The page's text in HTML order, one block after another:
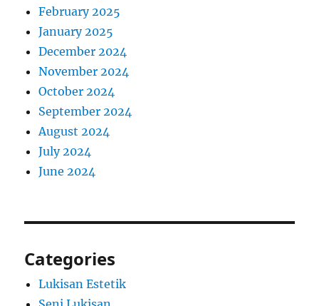
February 2025
January 2025
December 2024
November 2024
October 2024
September 2024
August 2024
July 2024
June 2024
Categories
Lukisan Estetik